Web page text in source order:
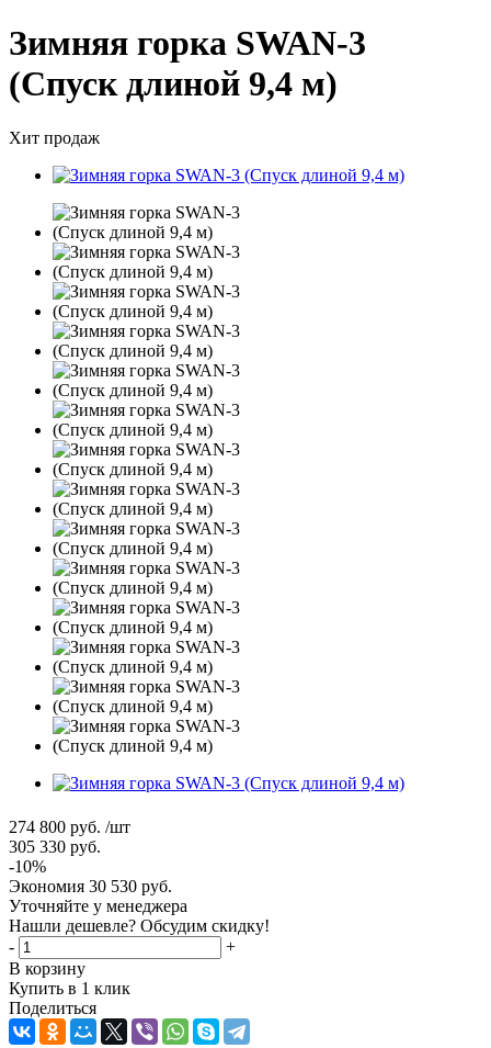
Зимняя горка SWAN-3
(Спуск длиной 9,4 м)
Хит продаж
274 800 руб. /шт
305 330 руб.
-10%
Экономия 30 530 руб.
Уточняйте у менеджера
Нашли дешевле? Обсудим скидку!
-
+
В корзину
Купить в 1 клик
Поделиться